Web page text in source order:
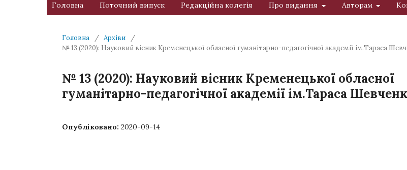
Головна Поточний випуск Редакційна колегія Про видання Авторам
Головна / Архіви
/
№ 13 (2020): Науковий вісник Кременецької обласної гуманітарно-педагогічної академії ім.Тараса
№ 13 (2020): Науковий вісник Кременецької обласної
гуманітарно-педагогічної академії ім.Тараса
Опубліковано: 2020-09-14